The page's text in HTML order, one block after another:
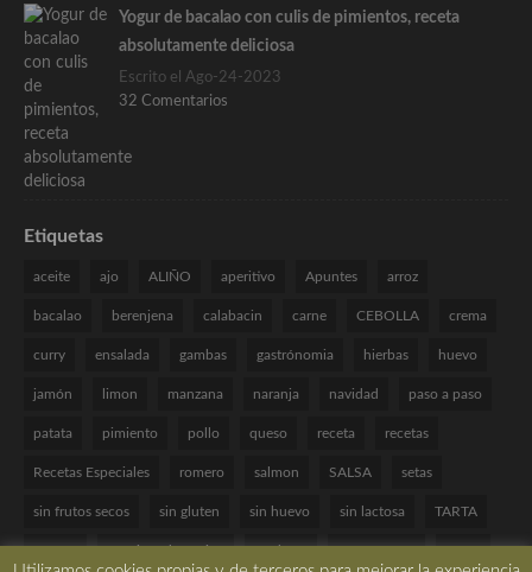
Yogur de bacalao con culis de pimientos, receta
absolutamente deliciosa
Escrito el Ago-24-2023
32 Comentarios
Etiquetas
aceite ajo ALIÑO aperitivo Apuntes arroz
bacalao berenjena calabacin carne CEBOLLA crema
curry ensalada gambas gastrónomia hierbas huevo
jamón limon manzana naranja navidad paso a paso
patata pimiento pollo queso receta recetas
Recetas Especiales romero salmon SALSA setas
sin frutos secos sin gluten sin huevo sin lactosa TARTA
tomate Técnicas de cocina verduras VINAGRETA yogur